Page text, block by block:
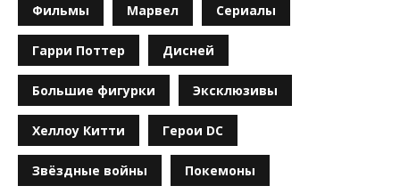
Фильмы Марвел Сериалы
Гарри Поттер Дисней
Большие фигурки Эксклюзивы
Хеллоу Китти Герои DC
Звёздные войны Покемоны